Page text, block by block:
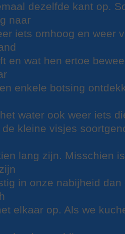
dezelfde kant op.
naar
iets omhoog en weer
en wat hen ertoe
enkele botsing
water ook weer iets
kleine visjes
lang zijn. Misschien
in onze nabijheid
elkaar op. Als we